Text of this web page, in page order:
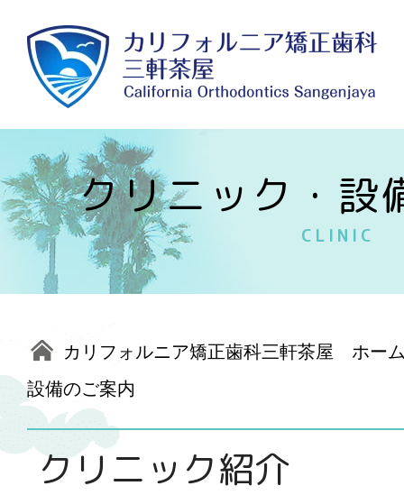
クリニック・設
CLINIC
カリフォルニア矯正歯科三軒茶屋 ホー
設備のご案内
クリニック紹介